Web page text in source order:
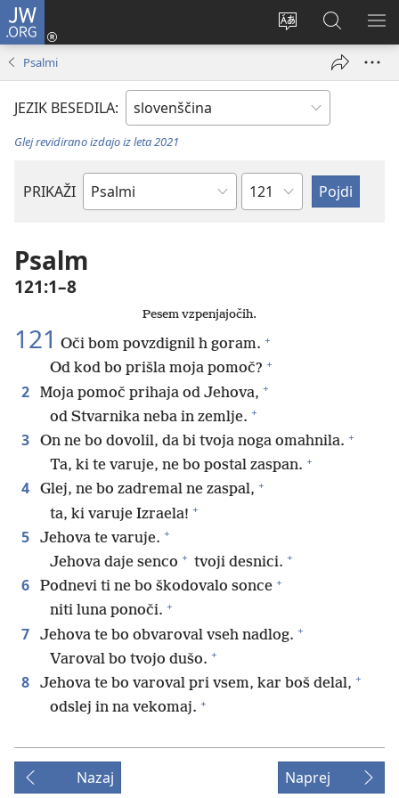
JW.ORG
Spremeni
spletnega
mesta
Prijava
(odpre
Iskanje
po
JW.ORG
Psalmi
JEZIK BESEDILA:
Glej revidirano izdajo iz leta 2021
PRIKAŽI
Po
Poglavje
Psalm
121:1–8
Pesem vzpenjajočih.
121 Oči bom povzdignil h goram. +
Od kod bo prišla moja pomoč? +
2 Moja pomoč prihaja od Jehova, +
od Stvarnika neba in zemlje. +
3 On ne bo dovolil, da bi tvoja noga omahnila. +
Ta, ki te varuje, ne bo postal zaspan. +
4 Glej, ne bo zadremal ne zaspal, +
ta, ki varuje Izraela! +
5 Jehova te varuje. +
Jehova daje senco + tvoji desnici. +
6 Podnevi ti ne bo škodovalo sonce +
niti luna ponoči. +
7 Jehova te bo obvaroval vseh nadlog. +
Varoval bo tvojo dušo. +
8 Jehova te bo varoval pri vsem, kar boš delal, +
odslej in na vekomaj. +
Nazaj Naprej